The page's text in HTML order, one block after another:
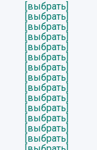
[выбрать]
[выбрать]
[выбрать]
[выбрать]
[выбрать]
[выбрать]
[выбрать]
[выбрать]
[выбрать]
[выбрать]
[выбрать]
[выбрать]
[выбрать]
[выбрать]